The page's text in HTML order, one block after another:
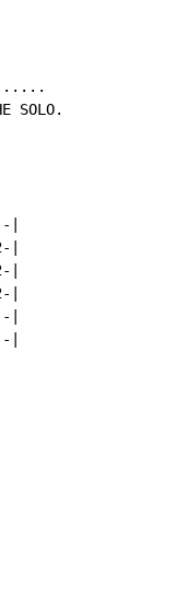
SOLO.
|
|
|
|
|
|